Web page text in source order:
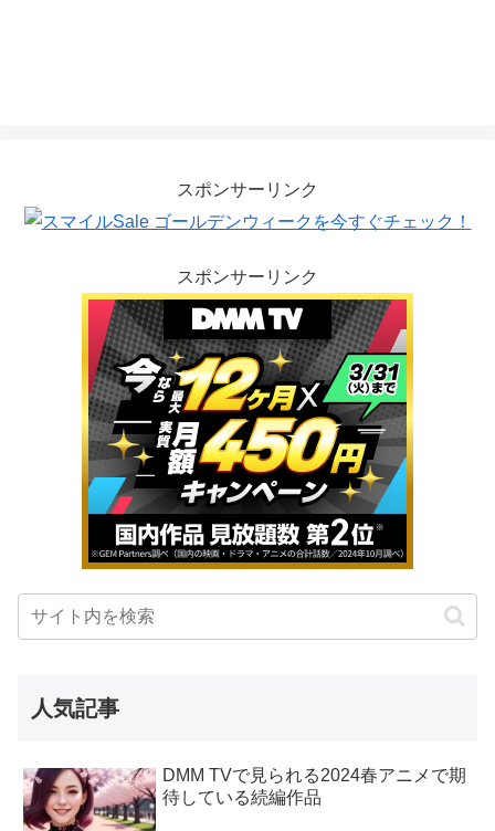
スポンサーリンク
スポンサーリンク
人気記事
DMM TVで見られる2024春アニメで期
待している続編作品